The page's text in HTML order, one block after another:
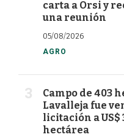
carta a Orsi y
una reunión
05/08/2026
AGRO
Campo de 403
Lavalleja fue
licitación a US$
hectárea